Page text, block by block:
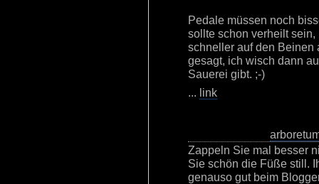
Pedale müssen noch
sollte schon verheilt
schneller auf den Beinen
gesagt, ich wisch dann
Sauerei gibt. ;-)
... link
Zappeln Sie mal besser
Sie schön die Füße still.
genauso gut beim